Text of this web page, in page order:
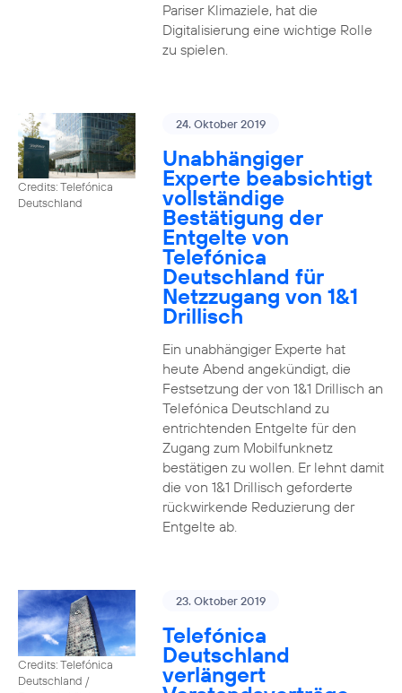
Pariser Klimaziele, hat die
Digitalisierung eine wichtige Rolle
zu spielen.
Credits: Telefónica
Deutschland
24. Oktober 2019
Unabhängiger
Experte beabsichtigt
vollständige
Bestätigung der
Entgelte von
Telefónica
Deutschland für
Netzzugang von 1&1
Drillisch
Ein unabhängiger Experte hat
heute Abend angekündigt, die
Festsetzung der von 1&1 Drillisch an
Telefónica Deutschland zu
entrichtenden Entgelte für den
Zugang zum Mobilfunknetz
bestätigen zu wollen. Er lehnt damit
die von 1&1 Drillisch geforderte
rückwirkende Reduzierung der
Entgelte ab.
Credits: Telefónica
Deutschland /
23. Oktober 2019
Telefónica
Deutschland
verlängert